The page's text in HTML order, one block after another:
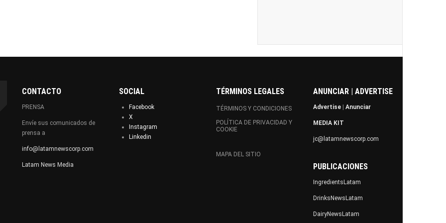
CONTACTO
PRENSA
Envíe sus comunicados de
prensa a
info@latamnewscorp.com
Latam News Media
SOCIAL
Facebook
X
Instagram
Linkedin
TÉRMINOS LEGALES
TÉRMINOS Y CONDICIONES
POLÍTICA DE PRIVACIDAD Y
COOKIE
MAPA DEL SITIO
ANUNCIAR | ADVERTISE
Advertise Anunciar
MEDIA KIT
jc@latamnewscorp.com
PUBLICACIONES
IngredientsLatam
DrinksNewsLatam
DairyNewsLatam